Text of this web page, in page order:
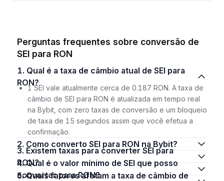
Perguntas frequentes sobre conversão de
SEI para RON
1. Qual é a taxa de câmbio atual de SEI para
RON?
1 SEI vale atualmente cerca de 0.187 RON. A taxa de
câmbio de SEI para RON é atualizada em tempo real
na Bybit, com zero taxas de conversão e um bloqueio
de taxa de 15 segundos assim que você efetua a
confirmação.
2. Como converto SEI para RON na Bybit?
3. Existem taxas para converter SEI para
RON?
4. Qual é o valor mínimo de SEI que posso
converter para RON?
5. Quais fatores afetam a taxa de câmbio de